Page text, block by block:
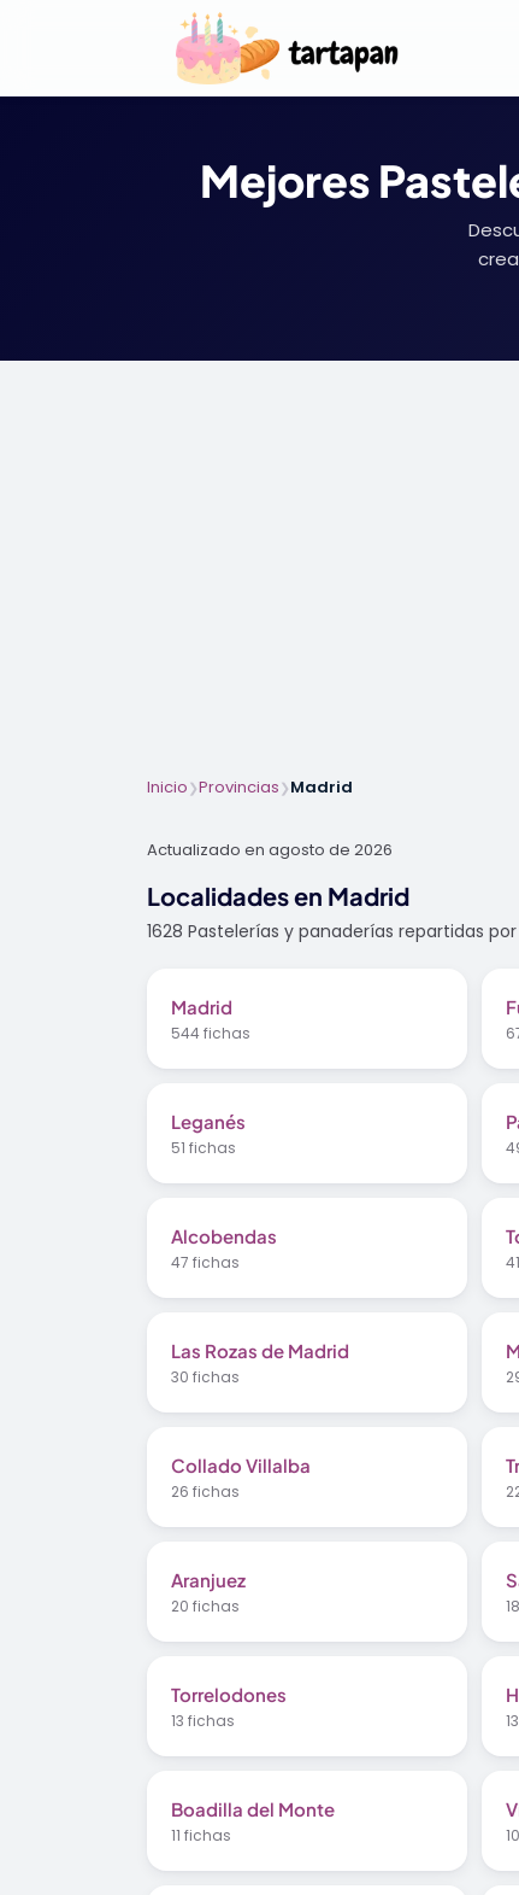
Mejores
Inicio❯Provincias❯Madrid
Actualizado en agosto de 2026
Localidades en Madrid
1628 Pastelerías y panaderías repartidas
Madrid
544 fichas
Leganés
51 fichas
Alcobendas
47 fichas
Las Rozas de Madrid
30 fichas
Collado Villalba
26 fichas
Aranjuez
20 fichas
Torrelodones
13 fichas
Boadilla del Monte
11 fichas